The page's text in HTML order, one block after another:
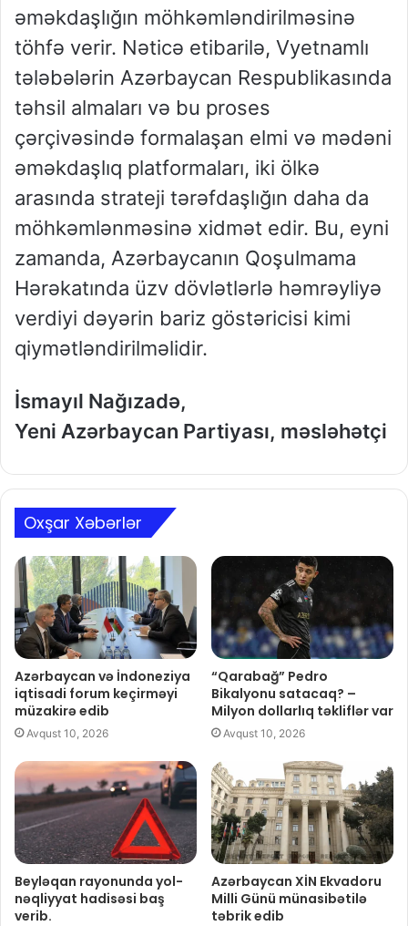
əməkdaşlığın möhkəmləndirilməsinə
töhfə verir. Nəticə etibarilə, Vyetnamlı
tələbələrin Azərbaycan Respublikasında
təhsil almaları və bu proses
çərçivəsində formalaşan elmi və mədəni
əməkdaşlıq platformaları, iki ölkə
arasında strateji tərəfdaşlığın daha da
möhkəmlənməsinə xidmət edir. Bu, eyni
zamanda, Azərbaycanın Qoşulmama
Hərəkatında üzv dövlətlərlə həmrəyliyə
verdiyi dəyərin bariz göstəricisi kimi
qiymətləndirilməlidir.
İsmayıl Nağızadə,
Yeni Azərbaycan Partiyası, məsləhətçi
Oxşar Xəbərlər
Azərbaycan və İndoneziya
iqtisadi forum keçirməyi
müzakirə edib
Avqust 10, 2026
“Qarabağ” Pedro
Bikalyonu satacaq? –
Milyon dollarlıq təkliflər var
Avqust 10, 2026
Beyləqan rayonunda yol-
nəqliyyat hadisəsi baş
verib.
Azərbaycan XİN Ekvadoru
Milli Günü münasibətilə
təbrik edib